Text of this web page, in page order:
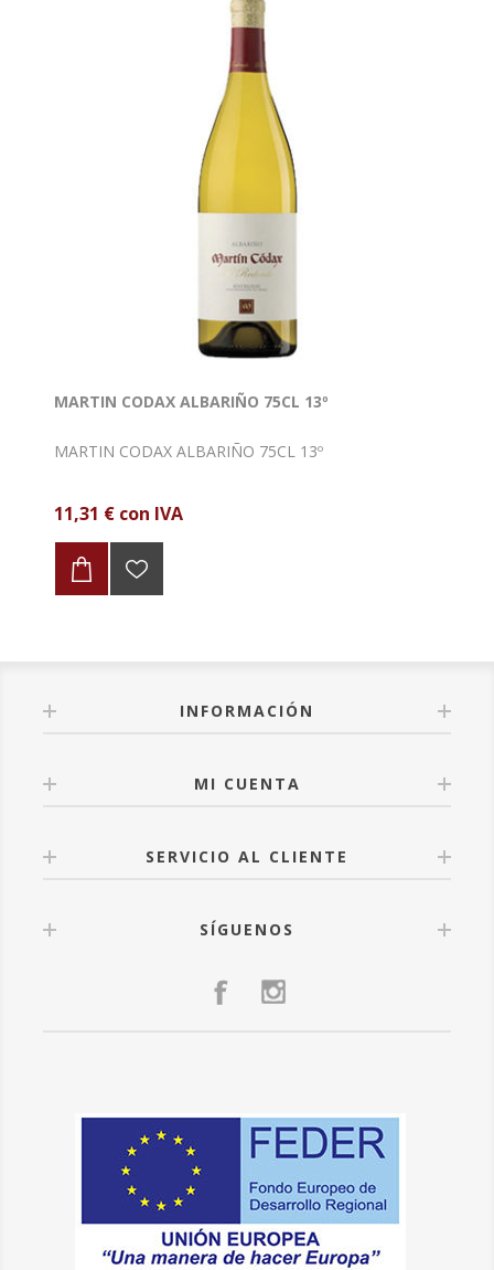
MARTIN CODAX ALBARIÑO 75CL 13º
MARTIN CODAX ALBARIÑO 75CL 13º
11,31 € con IVA
INFORMACIÓN
MI CUENTA
SERVICIO AL CLIENTE
SÍGUENOS